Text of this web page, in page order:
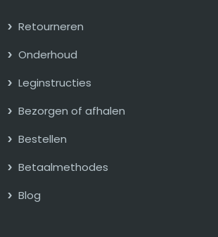
Retourneren
Onderhoud
Leginstructies
Bezorgen of afhalen
Bestellen
Betaalmethodes
Blog